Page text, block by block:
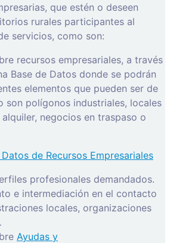
que estén o deseen
rurales participantes al
servicios, como son:
recursos empresariales, a través
Base de Datos donde se podrán
elementos que pueden ser de
son polígonos industriales, locales
negocios en traspaso o
de Recursos Empresariales
profesionales demandados.
e intermediación en el contacto
locales, organizaciones
Ayudas y